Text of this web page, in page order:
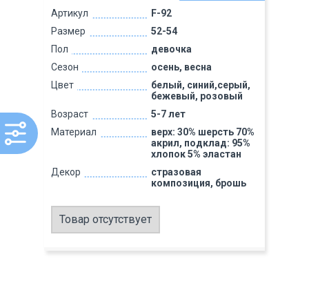
Артикул
F-92
Размер
52-54
Пол
девочка
Сезон
осень, весна
Цвет
белый, синий,серый,
бежевый, розовый
Возраст
5-7 лет
Материал
верх: 30% шерсть 70%
акрил, подклад: 95%
хлопок 5% эластан
Декор
стразовая
композиция, брошь
Товар отсутствует